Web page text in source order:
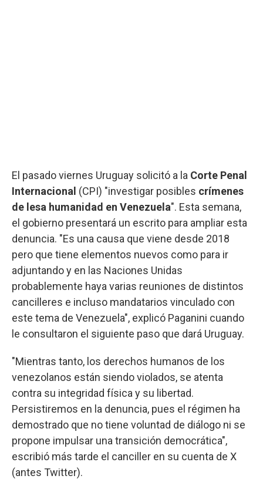
El pasado viernes Uruguay solicitó a la Corte Penal
Internacional (CPI) "investigar posibles crímenes
de lesa humanidad en Venezuela". Esta semana,
el gobierno presentará un escrito para ampliar esta
denuncia. "Es una causa que viene desde 2018
pero que tiene elementos nuevos como para ir
adjuntando y en las Naciones Unidas
probablemente haya varias reuniones de distintos
cancilleres e incluso mandatarios vinculado con
este tema de Venezuela", explicó Paganini cuando
le consultaron el siguiente paso que dará Uruguay.
"Mientras tanto, los derechos humanos de los
venezolanos están siendo violados, se atenta
contra su integridad física y su libertad.
Persistiremos en la denuncia, pues el régimen ha
demostrado que no tiene voluntad de diálogo ni se
propone impulsar una transición democrática",
escribió más tarde el canciller en su cuenta de X
(antes Twitter).